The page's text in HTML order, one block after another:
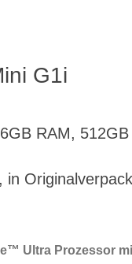
G1i
RAM,
in
Ultra Prozessor